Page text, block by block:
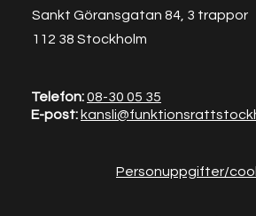
Sankt Göransgatan 84, 3 trappor
112 38 Stockholm
Telefon:08-30 05 35
E-post: kansli@funktionsrat
Personuppgifter/